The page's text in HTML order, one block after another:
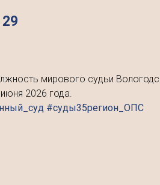
мирового судьи
2026 года.
#суды35регион_ОПС